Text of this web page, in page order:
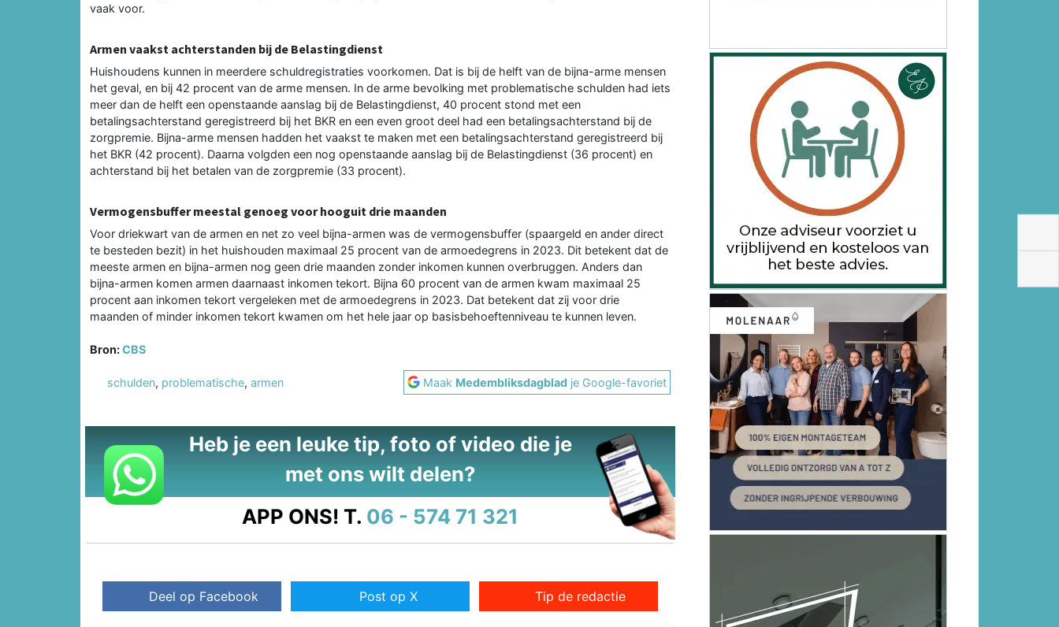
vaak voor.
Armen vaakst achterstanden bij de Belastingdienst
Huishoudens kunnen in meerdere schuldregistraties voorkomen. Dat is bij de helft van de bijna-arme mensen
het geval, en bij 42 procent van de arme mensen. In de arme bevolking met problematische schulden had iets
meer dan de helft een openstaande aanslag bij de Belastingdienst, 40 procent stond met een
betalingsachterstand geregistreerd bij het BKR en een even groot deel had een betalingsachterstand bij de
zorgpremie. Bijna-arme mensen hadden het vaakst te maken met een betalingsachterstand geregistreerd bij
het BKR (42 procent). Daarna volgden een nog openstaande aanslag bij de Belastingdienst (36 procent) en
achterstand bij het betalen van de zorgpremie (33 procent).
Vermogensbuffer meestal genoeg voor hooguit drie maanden
Voor driekwart van de armen en net zo veel bijna-armen was de vermogensbuffer (spaargeld en ander direct
te besteden bezit) in het huishouden maximaal 25 procent van de armoedegrens in 2023. Dit betekent dat de
meeste armen en bijna-armen nog geen drie maanden zonder inkomen kunnen overbruggen. Anders dan
bijna-armen komen armen daarnaast inkomen tekort. Bijna 60 procent van de armen kwam maximaal 25
procent aan inkomen tekort vergeleken met de armoedegrens in 2023. Dat betekent dat zij voor drie
maanden of minder inkomen tekort kwamen om het hele jaar op basisbehoeftenniveau te kunnen leven.
Bron:CBS
schulden, problematische, armen Maak Medembliksdagblad je Google-favoriet
Heb je een leuke tip, foto of video die je
met ons wilt delen?
APP ONS! T. 06 - 574 71 321
Deel op Facebook Post op X Tip de redactie